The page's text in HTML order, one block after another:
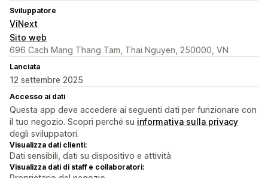
Sviluppatore
ViNext
Sito web
696 Cach Mang Thang Tam, Thai Nguyen, 250000, VN
Lanciata
12 settembre 2025
Accesso ai dati
Questa app deve accedere ai seguenti dati per funzionare con
il tuo negozio. Scopri perché su informativa sulla privacy
degli sviluppatori.
Visualizza dati clienti:
Dati sensibili, dati su dispositivo e attività
Visualizza dati di staff e collaboratori: